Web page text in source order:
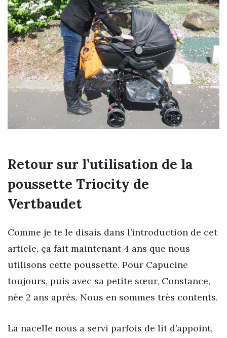
Retour sur l’utilisation de la
poussette Triocity de
Vertbaudet
Comme je te le disais dans l’introduction de cet
article, ça fait maintenant 4 ans que nous
utilisons cette poussette. Pour Capucine
toujours, puis avec sa petite sœur, Constance,
née 2 ans après. Nous en sommes très contents.
La nacelle nous a servi parfois de lit d’appoint,